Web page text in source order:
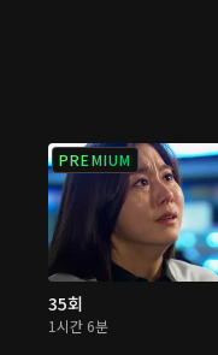
PREMIUM
35회
1시간 6분